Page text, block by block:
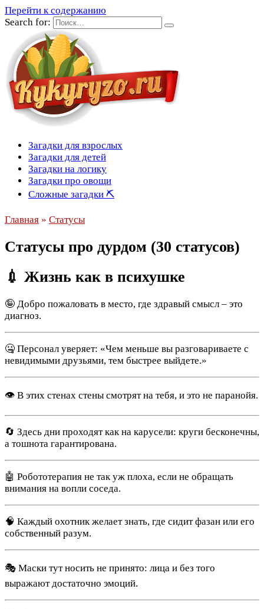
Перейти к содержанию
Search for:
Загадки для взрослых
Загадки для детей
Загадки на логику
Загадки про овощи
Сложные загадки ⛏
Главная » Статусы
Статусы про дурдом (30 статусов)
💉 Жизнь как в психушке
🤪 Добро пожаловать в место, где здравый смысл – это
диагноз.
🤐 Персонал уверяет: «Чем меньше вы разговариваете с
невидимыми друзьями, тем быстрее выйдете.»
👁 В этих стенах стены смотрят на тебя, и это не паранойя.
🔄 Здесь дни проходят как на карусели: круги бесконечны,
а тошнота гарантирована.
🤖 Робототерапия не так уж плоха, если не обращать
внимания на вопли соседа.
🧠 Каждый охотник желает знать, где сидит фазан или его
собственный разум.
🎭 Маски тут носить не принято: лица и без того
выражают достаточно эмоций.